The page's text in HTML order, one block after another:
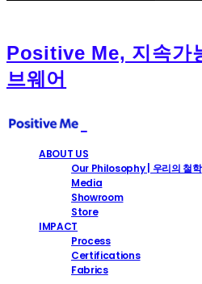
Positive Me, 지속가
브웨어
ABOUT US
Our Philosophy | 우리의 철학
Media
Showroom
Store
IMPACT
Process
Certifications
Fabrics